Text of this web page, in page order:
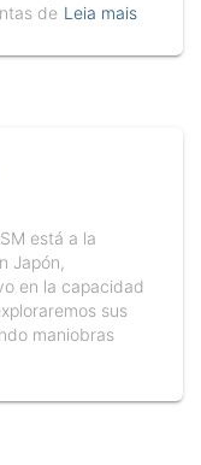
de Leia mais
está a la
Japón,
en la capacidad
sus
maniobras